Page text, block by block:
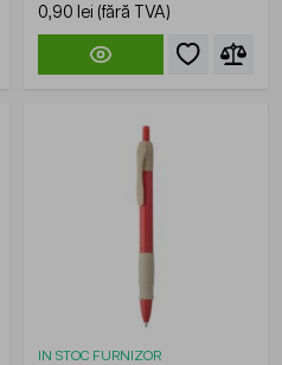
0,90 lei
IN STOC FURNIZOR